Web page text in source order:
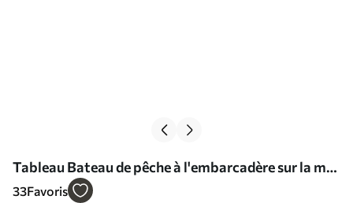
Tableau Bateau de pêche à l'embarcadère sur la mer
aquarelle mouillée Nr s40688
33Favoris